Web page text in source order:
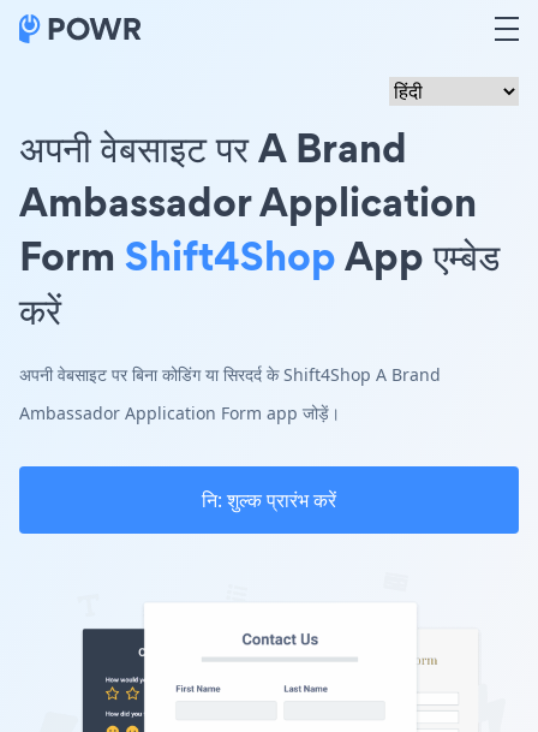
अपनी वेबसाइट पर A Brand
Ambassador Application
Form Shift4ShopApp एम्बेड
करें
अपनी वेबसाइट पर बिना कोडिंग या सिरदर्द के Shift4Shop A Brand
Ambassador Application Form app जोड़ें।
नि: शुल्क प्रारंभ करें